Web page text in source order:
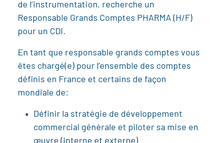
de l’instrumentation, recherche un
Responsable Grands Comptes PHARMA (H/F)
pour un CDI.
En tant que responsable grands comptes vous
êtes chargé(e) pour l’ensemble des comptes
définis en France et certains de façon
mondiale de:
Définir la stratégie de développement
commercial générale et piloter sa mise en